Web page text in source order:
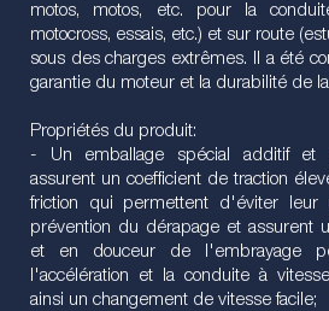
motos, motos, etc. pour la
motocross, essais, etc.) et sur route
sous des charges extrêmes. Il a été
garantie du moteur et la durabilité de
Propriétés du produit:
- Un emballage spécial additif et
assurent un coefficient de traction
friction qui permettent d'éviter
prévention du dérapage et assurent
et en douceur de l'embrayage
l'accélération et la conduite à
ainsi un changement de vitesse facile;